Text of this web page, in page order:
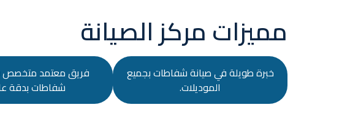
مميزات مركز الصيانة
خبرة طويلة في صيانة شفاطات بجميع
الموديلات.
فريق معتمد متخصص
شفاطات بدقة